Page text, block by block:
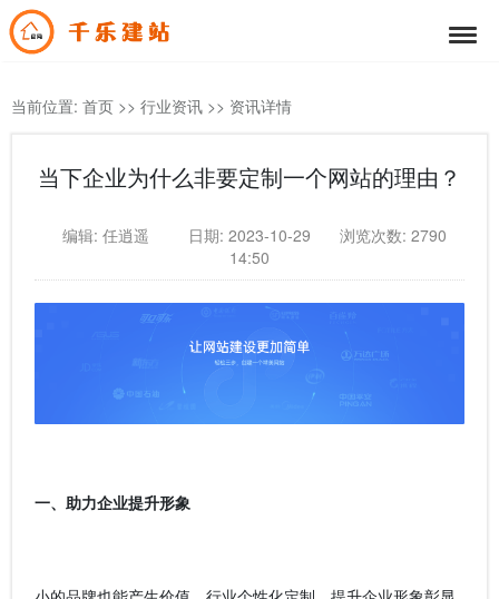
当前位置: 首页 >> 行业资讯 >> 资讯详情
当下企业为什么非要定制一个网站的理由？
编辑: 任逍遥
日期: 2023-10-29
14:50
浏览次数: 2790
一、助力企业提升形象